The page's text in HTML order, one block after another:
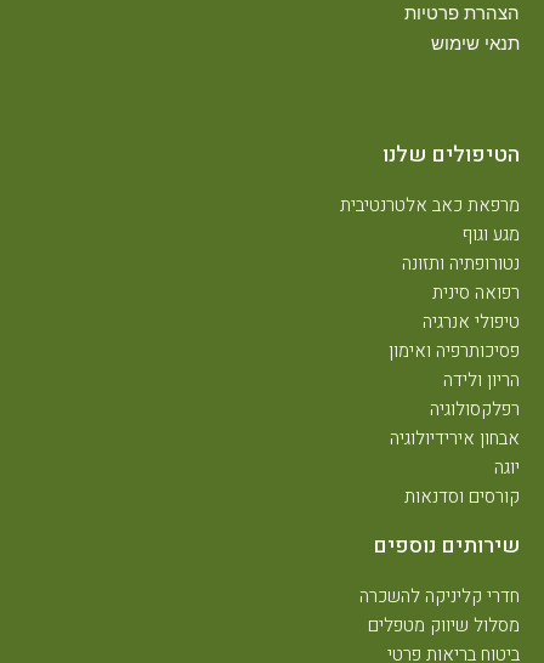
הצהרת פרטיות
תנאי שימוש
הטיפולים שלנו
מרפאת כאב אלטרנטיבית
מגע וגוף
נטורופתיה ותזונה
רפואה סינית
טיפולי אנרגיה
פסיכותרפיה ואימון
הריון ולידה
רפלקסולוגיה
אבחון אירידיולוגיה
יוגה
קורסים וסדנאות
שירותים נוספים
חדרי קליניקה להשכרה
מסלול שיווק מטפלים
ביטוח בריאות פרטי